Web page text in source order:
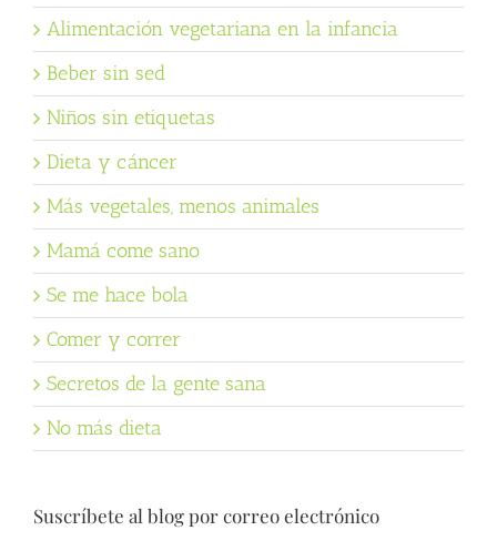
Alimentación vegetariana en la infancia
Beber sin sed
Niños sin etiquetas
Dieta y cáncer
Más vegetales, menos animales
Mamá come sano
Se me hace bola
Comer y correr
Secretos de la gente sana
No más dieta
Suscríbete al blog por correo electrónico